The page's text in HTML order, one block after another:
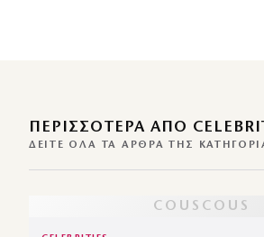
ΠΕΡΙΣΣΌΤΕΡΑ ΑΠΌ
ΔΕΊΤΕ ΌΛΑ ΤΑ ΆΡΘΡΑ ΤΗΣ